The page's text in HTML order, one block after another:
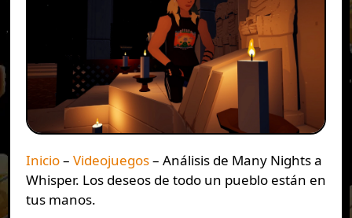
Inicio– Videojuegos– Análisis de Many Nights a
Whisper. Los deseos de todo un pueblo están en
tus manos.